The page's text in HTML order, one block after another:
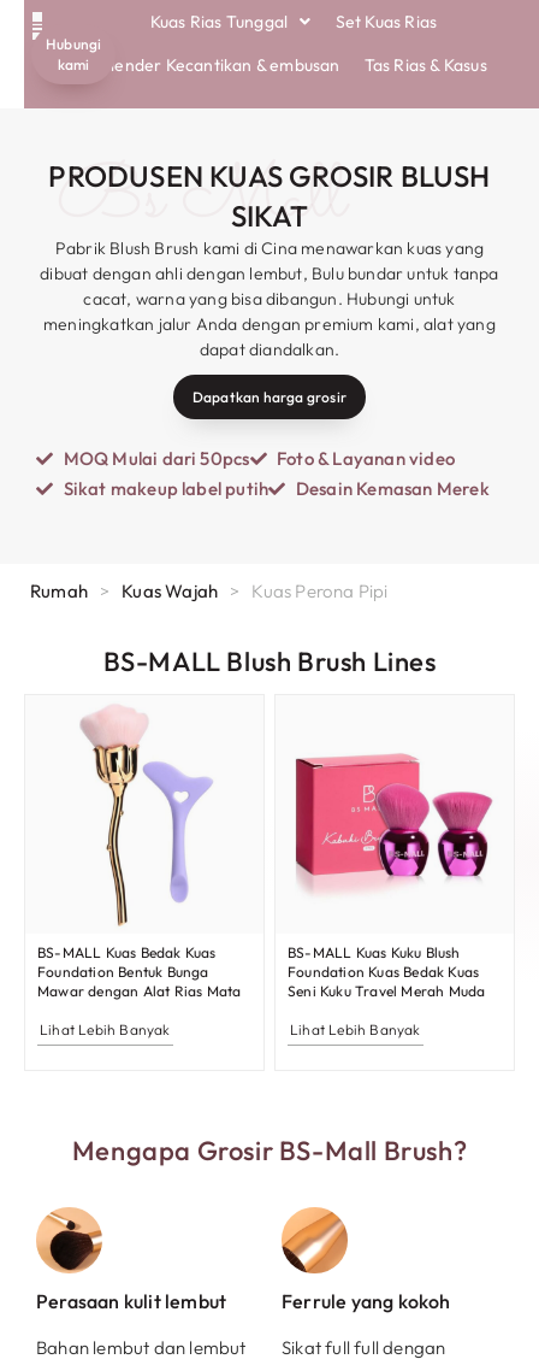
Hubungi
kami
Kuas Rias Tunggal
Set Kuas Rias
Blender Kecantikan & embusan
Tas Rias & Kasus
PRODUSEN KUAS GROSIR BLUSH
SIKAT
Bs Mall
Pabrik Blush Brush kami di Cina menawarkan kuas yang
dibuat dengan ahli dengan lembut, Bulu bundar untuk tanpa
cacat, warna yang bisa dibangun. Hubungi untuk
meningkatkan jalur Anda dengan premium kami, alat yang
dapat diandalkan.
Dapatkan harga grosir
MOQ Mulai dari 50pcs
Foto & Layanan video
Sikat makeup label putih
Desain Kemasan Merek
Rumah > Kuas Wajah > Kuas Perona Pipi
BS-MALL Blush Brush Lines
BS-MALL Kuas Bedak Kuas
Foundation Bentuk Bunga
Mawar dengan Alat Rias Mata
Lihat Lebih Banyak
BS-MALL Kuas Kuku Blush
Foundation Kuas Bedak Kuas
Seni Kuku Travel Merah Muda
Lihat Lebih Banyak
Mengapa Grosir BS-Mall Brush?
Perasaan kulit lembut
Bahan lembut dan lembut
Ferrule yang kokoh
Sikat full full dengan